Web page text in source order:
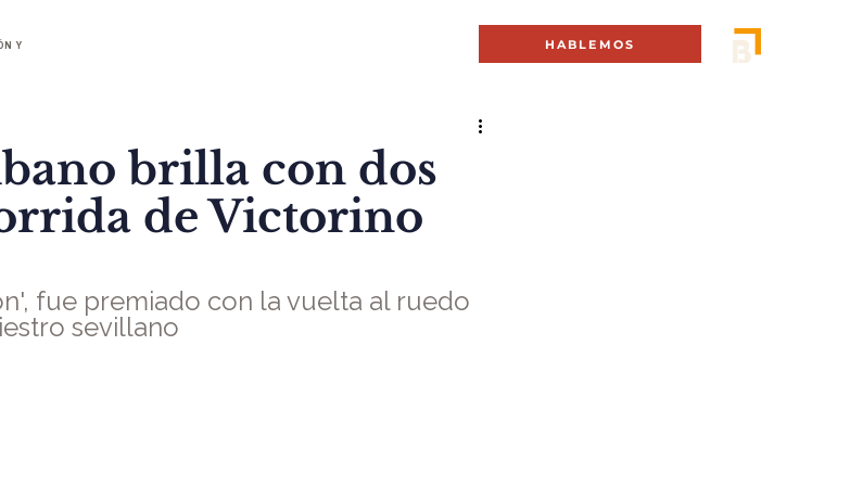
Y
HABLEMOS
brilla con dos
de Victorino
fue premiado con la vuelta al ruedo
sevillano